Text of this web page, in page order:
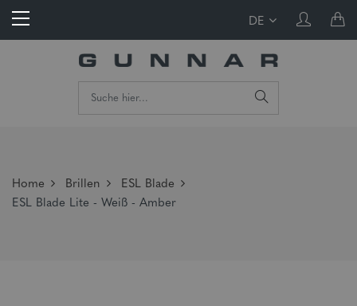
DE
Home Brillen
ESL Blade
ESL Blade Lite - Weiß - Amber